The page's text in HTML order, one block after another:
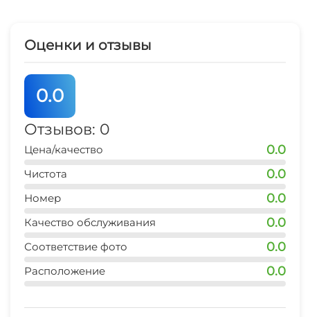
Оценки и отзывы
0.0
Отзывов: 0
Цена/качество 0.0
Чистота 0.0
Номер 0.0
Качество обслуживания 0.0
Соответствие фото 0.0
Расположение 0.0